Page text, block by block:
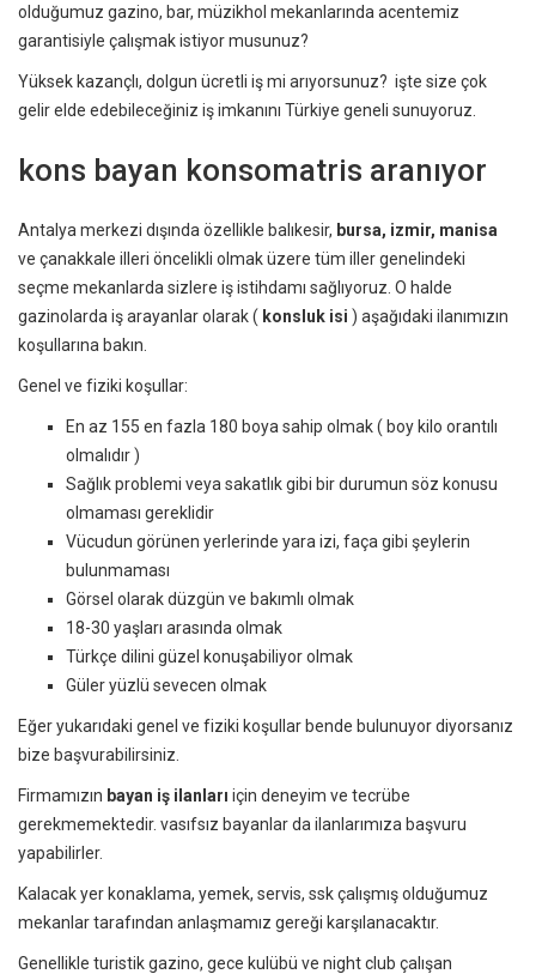
olduğumuz gazino, bar, müzikhol mekanlarında acentemiz
garantisiyle çalışmak istiyor musunuz?
Yüksek kazançlı, dolgun ücretli iş mi arıyorsunuz? işte size çok
gelir elde edebileceğiniz iş imkanını Türkiye geneli sunuyoruz.
kons bayan konsomatris aranıyor
Antalya merkezi dışında özellikle balıkesir, bursa, izmir, manisa
ve çanakkale illeri öncelikli olmak üzere tüm iller genelindeki
seçme mekanlarda sizlere iş istihdamı sağlıyoruz. O halde
gazinolarda iş arayanlar olarak ( konsluk isi ) aşağıdaki ilanımızın
koşullarına bakın.
Genel ve fiziki koşullar:
En az 155 en fazla 180 boya sahip olmak ( boy kilo orantılı
olmalıdır )
Sağlık problemi veya sakatlık gibi bir durumun söz konusu
olmaması gereklidir
Vücudun görünen yerlerinde yara izi, faça gibi şeylerin
bulunmaması
Görsel olarak düzgün ve bakımlı olmak
18-30 yaşları arasında olmak
Türkçe dilini güzel konuşabiliyor olmak
Güler yüzlü sevecen olmak
Eğer yukarıdaki genel ve fiziki koşullar bende bulunuyor diyorsanız
bize başvurabilirsiniz.
Firmamızın bayan iş ilanları için deneyim ve tecrübe
gerekmemektedir. vasıfsız bayanlar da ilanlarımıza başvuru
yapabilirler.
Kalacak yer konaklama, yemek, servis, ssk çalışmış olduğumuz
mekanlar tarafından anlaşmamız gereği karşılanacaktır.
Genellikle turistik gazino, gece kulübü ve night club çalışan